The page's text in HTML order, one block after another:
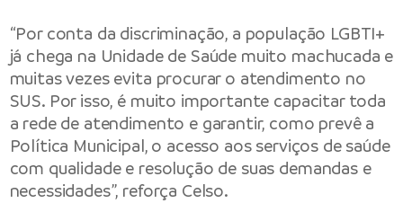
“Por conta da discriminação, a população LGBTI+
já chega na Unidade de Saúde muito machucada e
muitas vezes evita procurar o atendimento no
SUS. Por isso, é muito importante capacitar toda
a rede de atendimento e garantir, como prevê a
Política Municipal, o acesso aos serviços de saúde
com qualidade e resolução de suas demandas e
necessidades”, reforça Celso.